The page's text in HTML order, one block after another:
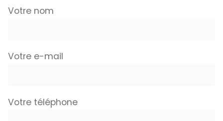
Votre nom
Votre e-mail
Votre téléphone